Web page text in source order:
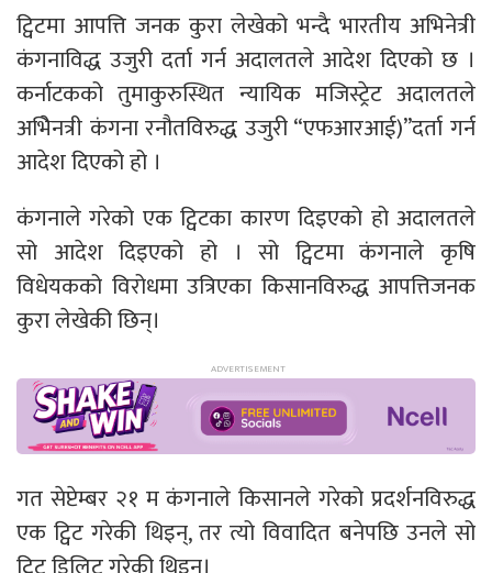
ट्विटमा आपत्ति जनक कुरा लेखेको भन्दै भारतीय अभिनेत्री
कंगनाविद्ध उजुरी दर्ता गर्न अदालतले आदेश दिएको छ ।
कर्नाटकको तुमाकुरुस्थित न्यायिक मजिस्ट्रेट अदालतले
अभिेनत्री कंगना रनौतविरुद्ध उजुरी “एफआरआई)”दर्ता गर्न
आदेश दिएको हो ।
कंगनाले गरेको एक ट्विटका कारण दिइएको हो अदालतले
सो आदेश दिइएको हो । सो ट्विटमा कंगनाले कृषि
विधेयकको विरोधमा उत्रिएका किसानविरुद्ध आपत्तिजनक
कुरा लेखेकी छिन्।
गत सेप्टेम्बर २१ म कंगनाले किसानले गरेको प्रदर्शनविरुद्ध
एक ट्विट गरेकी थिइन्, तर त्यो विवादित बनेपछि उनले सो